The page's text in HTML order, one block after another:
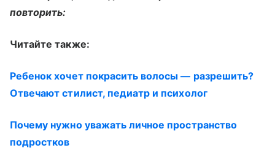
повторить:
Читайте также:
Ребенок хочет покрасить волосы — разрешить?
Отвечают стилист, педиатр и психолог
Почему нужно уважать личное пространство
подростков